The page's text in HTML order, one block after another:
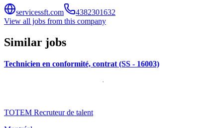
servicessft.com
4382301632
View all jobs from this company
Similar jobs
Technicien en conformité, contrat (SS - 16003)
TOTEM Recruteur de talent